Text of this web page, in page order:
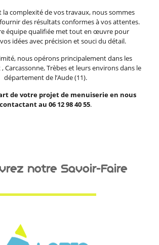
la complexité de vos travaux, nous sommes
des résultats conformes à vos attentes.
équipe qualifiée met tout en œuvre pour
idées avec précision et souci du détail.
nous opérons principalement dans les
Carcassonne, Trèbes et leurs environs dans le
département de l’Aude (11).
de votre projet de menuiserie en nous
contactant au 06 12 98 40 55.
notre Savoir-Faire